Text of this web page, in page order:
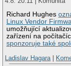
Richard Hughes
Linux Vendor
umožňující
zařízení na
sponzoruje také
Ladislav Hagara|